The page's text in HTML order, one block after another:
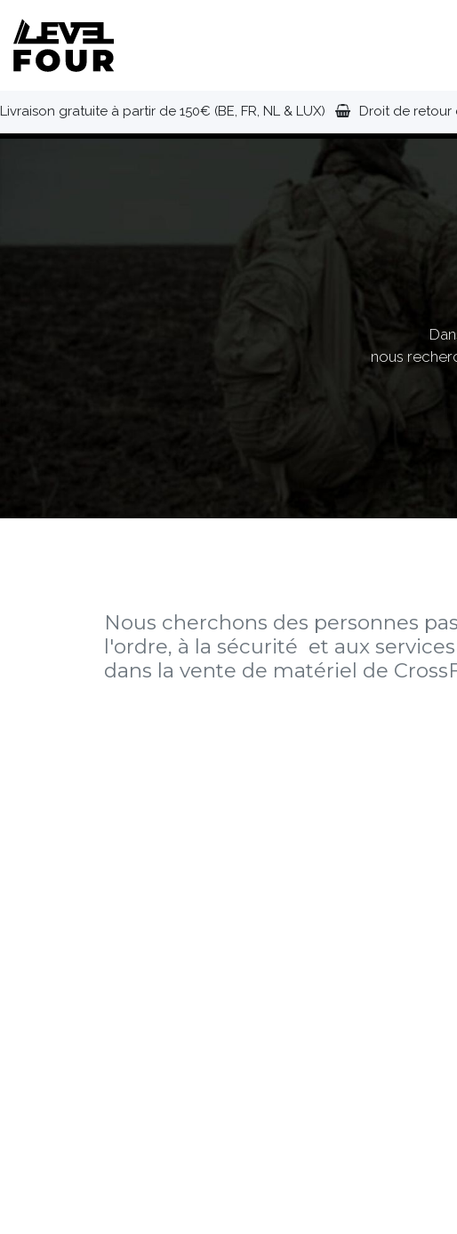
Livraison gratuite à partir de 150€ (BE, FR, NL & LUX) Droit de retour
nous
Nous cherchons des personnes
l'ordre, à la sécurité et aux
dans la vente de matériel de